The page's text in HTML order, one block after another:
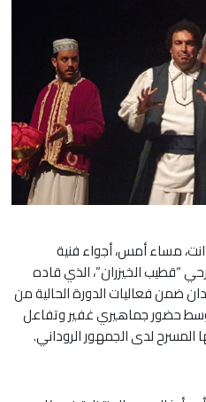
مساء أمس، أجواء فنية
“قطيب الخيزران”، الذي قاده
ضمن فعاليات الدورة الحالية من
وسط حضور جماهيري غفير وتفاعل
لدى الجمهور الروداني.